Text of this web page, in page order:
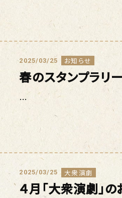
2025/03/25 お知らせ
春のスタンプラリ
…
2025/03/25 大衆演劇
４月「大衆演劇」